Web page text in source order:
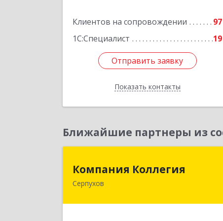
Клиентов на сопровождении
97
1С:Специалист
19
Отправить заявку
Показать контакты
Отправить заявку
Назад
Ближайшие партнеры из
Компания Коллегия
Серпухов
142211, Московская обл, Серпухов г,